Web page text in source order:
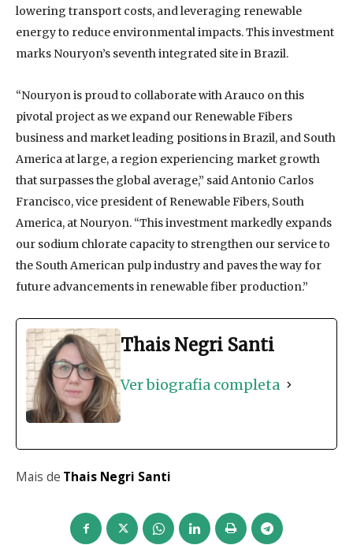
lowering transport costs, and leveraging renewable
energy to reduce environmental impacts. This investment
marks Nouryon’s seventh integrated site in Brazil.
“Nouryon is proud to collaborate with Arauco on this
pivotal project as we expand our Renewable Fibers
business and market leading positions in Brazil, and South
America at large, a region experiencing market growth
that surpasses the global average,” said Antonio Carlos
Francisco, vice president of Renewable Fibers, South
America, at Nouryon. “This investment markedly expands
our sodium chlorate capacity to strengthen our service to
the South American pulp industry and paves the way for
future advancements in renewable fiber production.”
Thais Negri Santi
Ver biografia completa
Mais de Thais Negri Santi